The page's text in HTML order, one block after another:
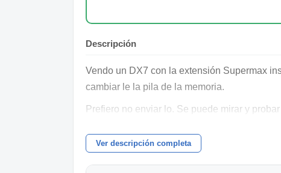
Descripción
Vendo un DX7 con la extensión Supermax
cambiar le la pila de la memoria.
Prefiero no enviar lo. Se puede mirar y
Ver descripción completa